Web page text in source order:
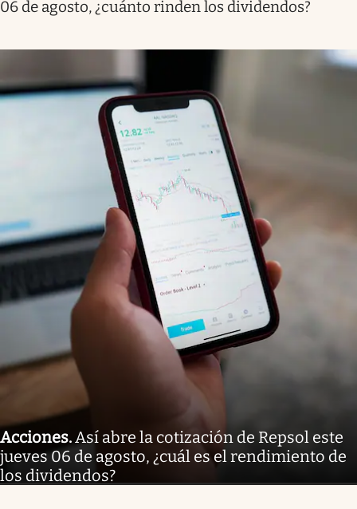
06 de agosto, ¿cuánto rinden los dividendos?
Acciones.Así abre la cotización de Repsol este
jueves 06 de agosto, ¿cuál es el rendimiento de
los dividendos?